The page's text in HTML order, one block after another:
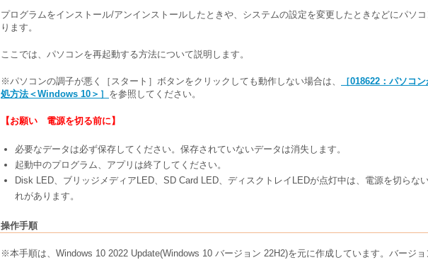
プログラムをインストール/アンインストールしたときや、システムの設定を変更したときなどにパソ
ります。
ここでは、パソコンを再起動する方法について説明します。
※パソコンの調子が悪く［スタート］ボタンをクリックしても動作しない場合は、
［018622：パソコ
処方法＜Windows 10＞］ を参照してください。
【お願い 電源を切る前に】
必要なデータは必ず保存してください。保存されていないデータは消失します。
起動中のプログラム、アプリは終了してください。
Disk LED、ブリッジメディアLED、SD Card LED、ディスクトレイLEDが点灯中は、電源を切らな
れがあります。
操作手順
※本手順は、Windows 10 2022 Update(Windows 10 バージョン 22H2)を元に作成しています。バージ